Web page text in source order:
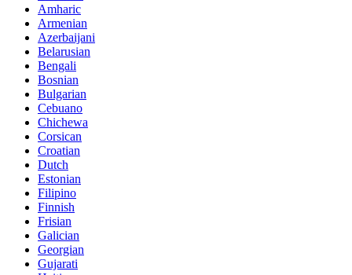
Amharic
Armenian
Azerbaijani
Belarusian
Bengali
Bosnian
Bulgarian
Cebuano
Chichewa
Corsican
Croatian
Dutch
Estonian
Filipino
Finnish
Frisian
Galician
Georgian
Gujarati